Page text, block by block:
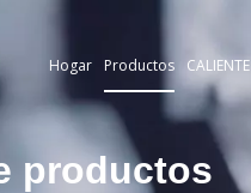
Hogar Productos CALIENTE
productos